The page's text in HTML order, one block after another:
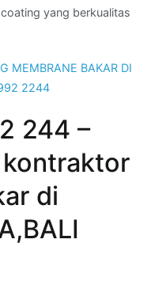
yang berkualitas
244 –
di